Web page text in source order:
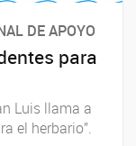
DE APOYO
para
Luis llama a
el herbario”.